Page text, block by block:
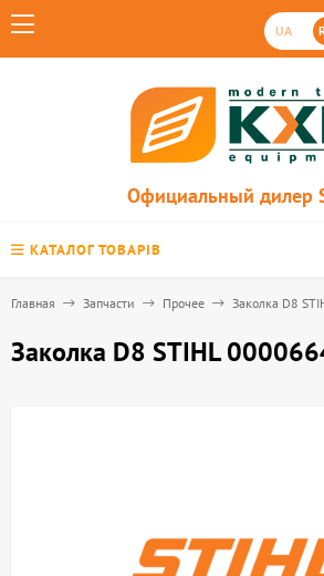
UA
Официальный дилер
КАТАЛОГ ТОВАРІВ
Главная Запчасти Прочее Заколка D8
Заколка D8 STIHL